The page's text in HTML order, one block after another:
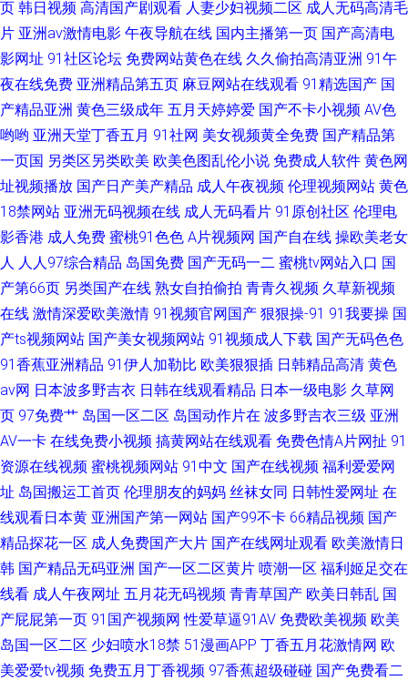
页 韩日视频 高清国产剧观看 人妻少妇视频二区 成人无码高清毛
片 亚洲av激情电影 午夜导航在线 国内主播第一页 国产高清电
影网址 91社区论坛 免费网站黄色在线 久久偷拍高清亚洲 91午
夜在线免费 亚洲精品第五页 麻豆网站在线观看 91精选国产 国
产精品亚洲 黄色三级成年 五月天婷婷爱 国产不卡小视频 AV色
哟哟 亚洲天堂丁香五月 91社网 美女视频黄全免费 国产精品第
一页国 另类区另类欧美 欧美色图乱伦小说 免费成人软件 黄色网
址视频播放 国产日产美产精品 成人午夜视频 伦理视频网站 黄色
18禁网站 亚洲无码视频在线 成人无码看片 91原创社区 伦理电
影香港 成人免费 蜜桃91色色 A片视频网 国产自在线 操欧美老女
人 人人97综合精品 岛国免费 国产无码一二 蜜桃tv网站入口 国
产第66页 另类国产在线 熟女自拍偷拍 青青久视频 久草新视频
在线 激情深爱欧美激情 91视频官网国产 狠狠操-91 91我要操 国
产ts视频网站 国产美女视频网站 91视频成人下载 国产无码色色
91香蕉亚洲精品 91伊人加勒比 欧美狠狠插 日韩精品高清 黄色
av网 日本波多野吉衣 日韩在线观看精品 日本一级电影 久草网
页 97免费艹 岛国一区二区 岛国动作片在 波多野吉衣三级 亚洲
AV一卡 在线免费小视频 搞黄网站在线观看 免费色情A片网扯 91
资源在线视频 蜜桃视频网站 91中文 国产在线视频 福利爱爱网
址 岛国搬运工首页 伦理朋友的妈妈 丝袜女同 日韩性爱网址 在
线观看日本黄 亚洲国产第一网站 国产99不卡 66精品视频 国产
精品探花一区 成人免费国产大片 国产在线网址观看 欧美激情日
韩 国产精品无码亚洲 国产一区二区黄片 喷潮一区 福利姬足交在
线看 成人午夜网址 五月花无码视频 青青草国产 欧美日韩乱 国
产屁屁第一页 91国产视频网 性爱草逼91AV 免费欧美视频 欧美
岛国一区二区 少妇喷水18禁 51漫画APP 丁香五月花激情网 欧
美爱爱tv视频 免费五月丁香视频 97香蕉超级碰碰 国产免费看二